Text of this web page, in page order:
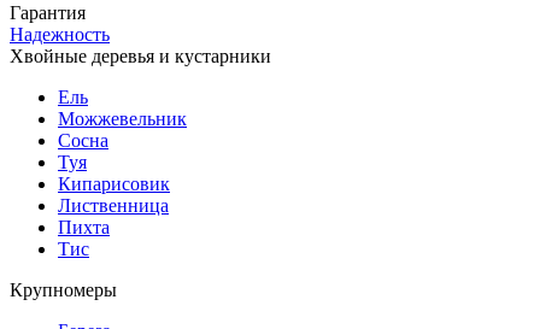
Гарантия
Надежность
Хвойные деревья и кустарники
Ель
Можжевельник
Сосна
Туя
Кипарисовик
Лиственница
Пихта
Тис
Крупномеры